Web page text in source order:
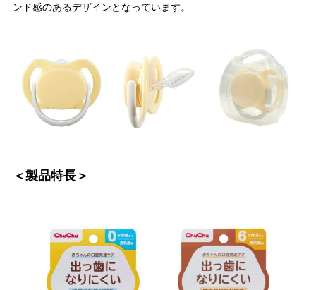
ンド感のあるデザインとなっています。
＜製品特長＞